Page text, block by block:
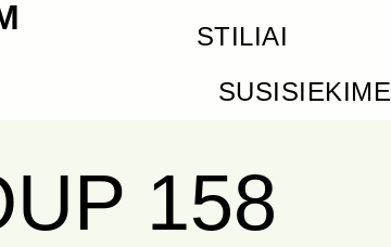
STILIAI
SUSISIEKIME
158